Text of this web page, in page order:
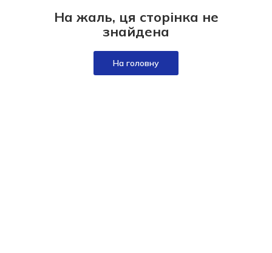
На жаль, ця сторінка не
знайдена
На головну